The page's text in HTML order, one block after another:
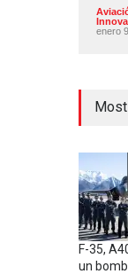
enero
F-35,
un